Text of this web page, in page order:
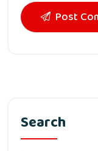
Post
Search